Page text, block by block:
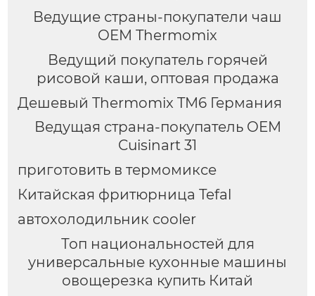
Ведущие страны-покупатели чаш
OEM Thermomix
Ведущий покупатель горячей
рисовой каши, оптовая продажа
Дешевый Thermomix TM6 Германия
Ведущая страна-покупатель OEM
Cuisinart 31
приготовить в термомиксе
Китайская фритюрница Tefal
автохолодильник cooler
Топ национальностей для
универсальные кухонные машины
овощерезка купить Китай